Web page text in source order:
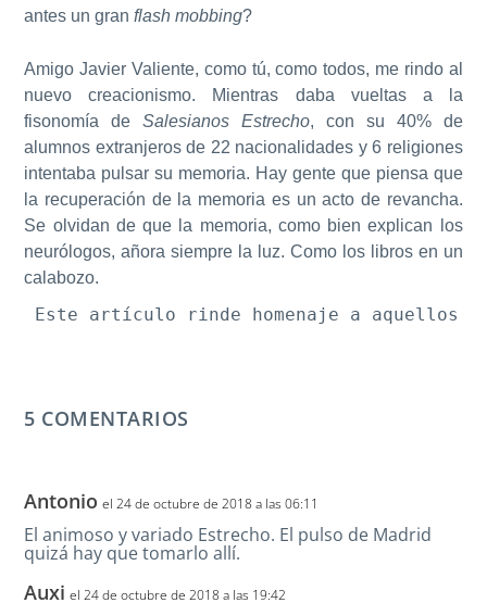
antes un granflash mobbing?
Amigo Javier Valiente, como tú, como todos, me rindo al
nuevo creacionismo. Mientras daba vueltas a la
fisonomía deSalesianos Estrecho, con su 40% de
alumnos extranjeros de 22 nacionalidades y 6 religiones
intentaba pulsar su memoria. Hay gente que piensa que
la recuperación de la memoria es un acto de revancha.
Se olvidan de que la memoria, como bien explican los
neurólogos, añora siempre la luz. Como los libros en un
calabozo.
Este artículo rinde homenaje a aquellos
5 COMENTARIOS
Antonio el 24 de octubre de 2018 a las 06:11
El animoso y variado Estrecho. El pulso de Madrid
quizá hay que tomarlo allí.
Auxi el 24 de octubre de 2018 a las 19:42